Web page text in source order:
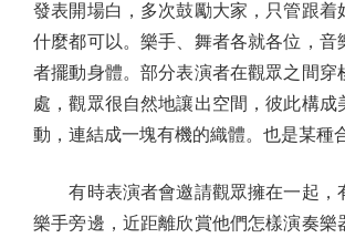
發表開場白，多次鼓勵大家，只管跟着
什麼都可以。樂手、舞者各就各位，音
者擺動身體。部分表演者在觀眾之間穿
處，觀眾很自然地讓出空間，彼此構成
動，連結成一塊有機的織體。也是某種
有時表演者會邀請觀眾擁在一起，
樂手旁邊，近距離欣賞他們怎樣演奏樂